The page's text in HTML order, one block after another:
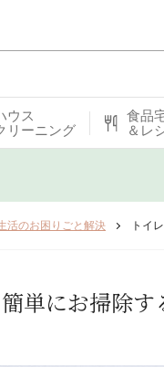
ウス
リーニング
食品
＆レ
活のお困りごと解決 トイ
単にお掃除